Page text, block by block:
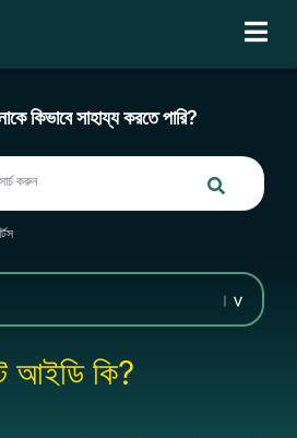
কিভাবে সাহায্য করতে পারি?
আইডি কি?